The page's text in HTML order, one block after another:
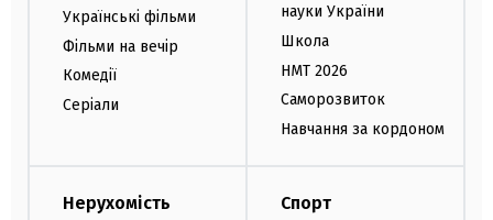
Українські фільми
Фільми на вечір
Комедії
Серіали
науки України
Школа
НМТ 2026
Саморозвиток
Навчання за кордоном
Нерухомість Спорт